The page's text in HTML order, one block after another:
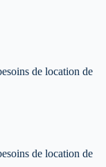
de location de
de location de